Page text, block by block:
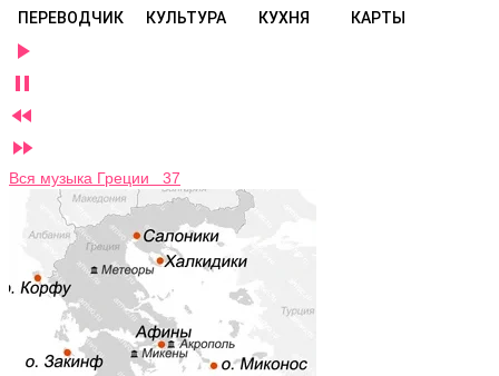
ПЕРЕВОДЧИК КУЛЬТУРА КУХНЯ КАРТЫ




Вся музыка Греции 37